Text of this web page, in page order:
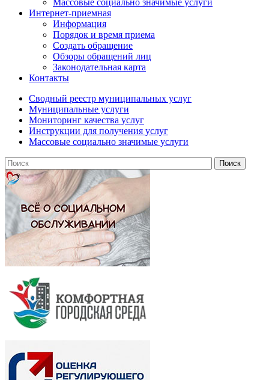
Массовые социально значимые услуги
Интернет-приемная
Информация
Порядок и время приема
Создать обращение
Обзоры обращений лиц
Законодательная карта
Контакты
Сводный реестр муниципальных услуг
Муниципальные услуги
Мониторинг качества услуг
Инструкции для получения услуг
Массовые социально значимые услуги